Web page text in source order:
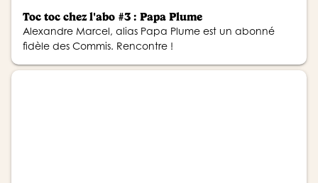
Toc toc chez l'abo #3 : Papa Plume
Alexandre Marcel, alias Papa Plume est un abonné
fidèle des Commis. Rencontre !